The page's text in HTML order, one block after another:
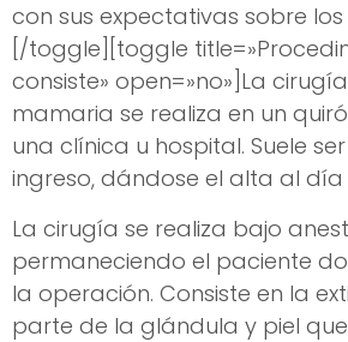
con sus expectativas sobre
[/toggle][toggle
consiste» open=»no»]La
mamaria se realiza en un
una clínica u hospital. Suele
ingreso, dándose el alta al día
La cirugía se realiza bajo
permaneciendo el paciente
la operación. Consiste en la
parte de la glándula y piel